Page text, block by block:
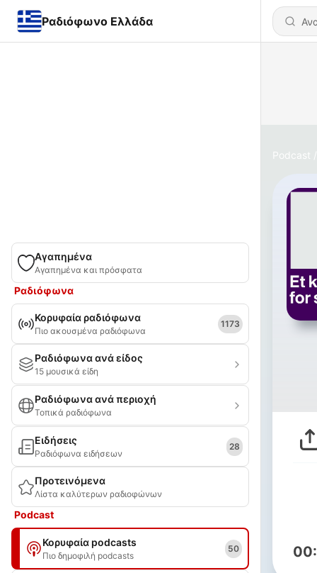
Ραδιόφωνο Ελλάδα
Αγαπημένα
Αγαπημένα και πρόσφατα
Ραδιόφωνα
Κορυφαία ραδιόφωνα
Πιο ακουσμένα ραδιόφωνα
1173
Ραδιόφωνα ανά είδος
15 μουσικά είδη
Ραδιόφωνα ανά περιοχή
Τοπικά ραδιόφωνα
Ειδήσεις
Ραδιόφωνα ειδήσεων
28
Προτεινόμενα
Λίστα καλύτερων ραδιοφώνων
Podcast
Κορυφαία podcasts
Πιο δημοφιλή podcasts
50
Podcast